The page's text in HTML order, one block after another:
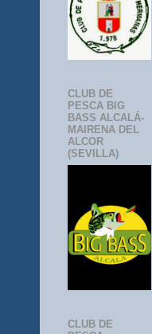
CLUB DE
PESCA BIG
BASS ALCALÁ-
MAIRENA DEL
ALCOR
(SEVILLA)
CLUB DE